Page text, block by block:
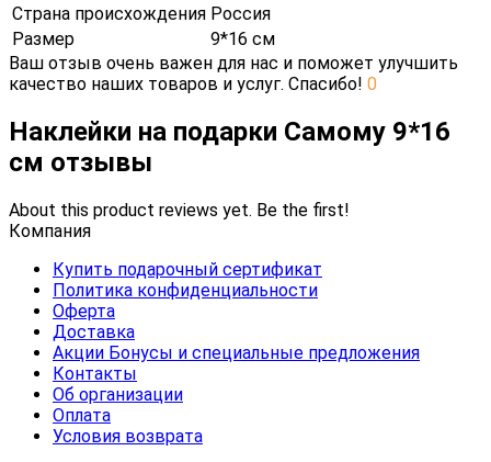
Страна происхождения Россия
Размер
9*16 см
Ваш отзыв очень важен для нас и поможет улучшить
качество наших товаров и услуг. Спасибо! 0
Наклейки на подарки Самому 9*16
см отзывы
About this product reviews yet. Be the first!
Компания
Купить подарочный сертификат
Политика конфиденциальности
Оферта
Доставка
Акции Бонусы и специальные предложения
Контакты
Об организации
Оплата
Условия возврата